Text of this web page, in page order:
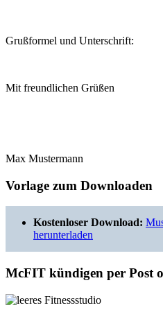
Grußformel und Unterschrift:
Mit freundlichen Grüßen
Max Mustermann
Vorlage zum Downloaden
Kostenloser Download:
herunterladen
McFIT kündigen per Post